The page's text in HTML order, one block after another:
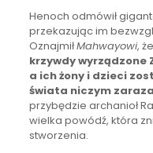
Henoch odmówił
przekazując im
OznajmiłMahwayowi, że
krzywdy wyrządzone
a ich żony i dzieci
świata niczym zaraza
przybędzie archanioł
wielka powódź, która
stworzenia.